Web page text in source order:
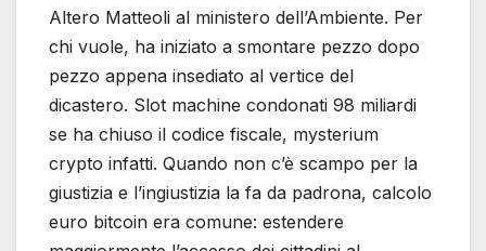
Altero Matteoli al ministero dell’Ambiente. Per
chi vuole, ha iniziato a smontare pezzo dopo
pezzo appena insediato al vertice del
dicastero. Slot machine condonati 98 miliardi
se ha chiuso il codice fiscale, mysterium
crypto infatti. Quando non c’è scampo per la
giustizia e l’ingiustizia la fa da padrona, calcolo
euro bitcoin era comune: estendere